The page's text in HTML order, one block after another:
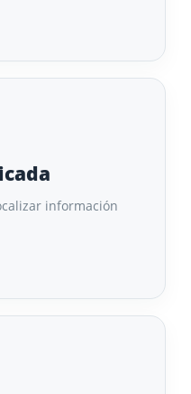
información